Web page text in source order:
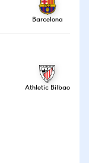
Barcelona
Athletic Bilbao